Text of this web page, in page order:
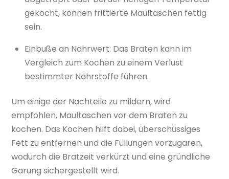
gekocht, können frittierte Maultaschen fettig
sein.
Einbuße an Nährwert: Das Braten kann im
Vergleich zum Kochen zu einem Verlust
bestimmter Nährstoffe führen.
Um einige der Nachteile zu mildern, wird
empfohlen, Maultaschen vor dem Braten zu
kochen. Das Kochen hilft dabei, überschüssiges
Fett zu entfernen und die Füllungen vorzugaren,
wodurch die Bratzeit verkürzt und eine gründliche
Garung sichergestellt wird.